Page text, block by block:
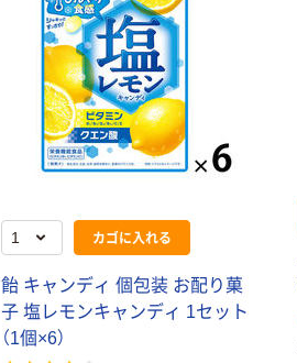
カゴに入れる
飴 キャンディ 個包装 お配り菓
子 塩レモンキャンディ 1セット
（1個×6）